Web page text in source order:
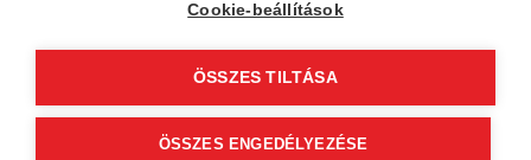
Cookie-beállítások
ÖSSZES TILTÁSA
ÖSSZES ENGEDÉLYEZÉSE
2021. augusztus 11–
15.
Ferenc u. 21.
+36 76 481 788